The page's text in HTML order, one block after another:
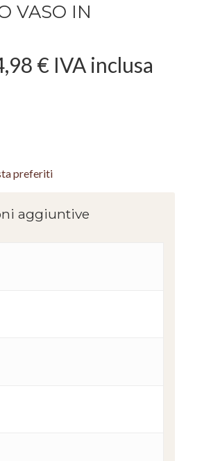
VASO IN
€.
€IlIVA inclusa
preferiti
aggiuntive